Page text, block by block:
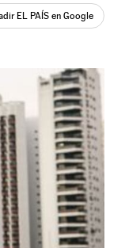
EL PAÍS en Google